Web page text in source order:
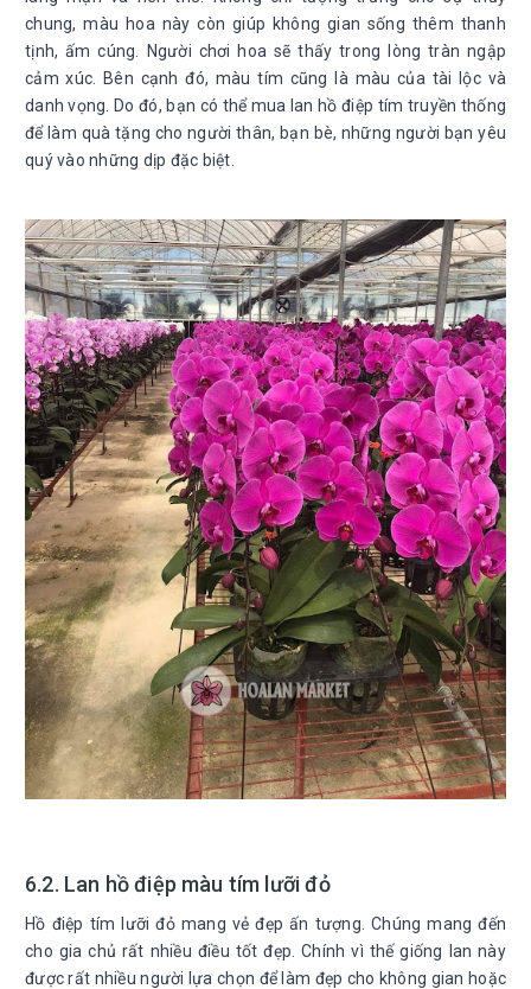
chung, màu hoa này còn giúp không gian sống thêm thanh
tịnh, ấm cúng. Người chơi hoa sẽ thấy trong lòng tràn ngập
cảm xúc. Bên cạnh đó, màu tím cũng là màu của tài lộc và
danh vọng. Do đó, bạn có thể mua lan hồ điệp tím truyền thống
để làm quà tặng cho người thân, bạn bè, những người bạn yêu
quý vào những dịp đặc biệt.
6.2. Lan hồ điệp màu tím lưỡi đỏ
Hồ điệp tím lưỡi đỏ mang vẻ đẹp ấn tượng. Chúng mang đến
cho gia chủ rất nhiều điều tốt đẹp. Chính vì thế giống lan này
được rất nhiều người lựa chọn để làm đẹp cho không gian hoặc